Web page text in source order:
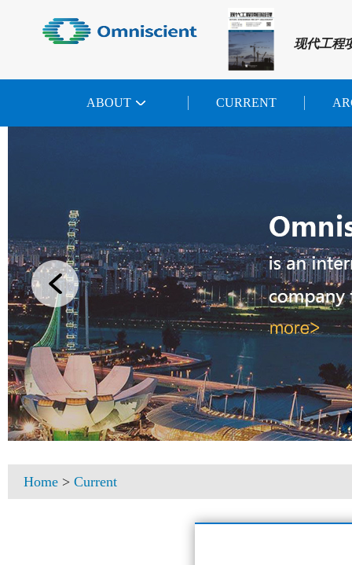
现代工程
ABOUT CURRENT
Home > Current